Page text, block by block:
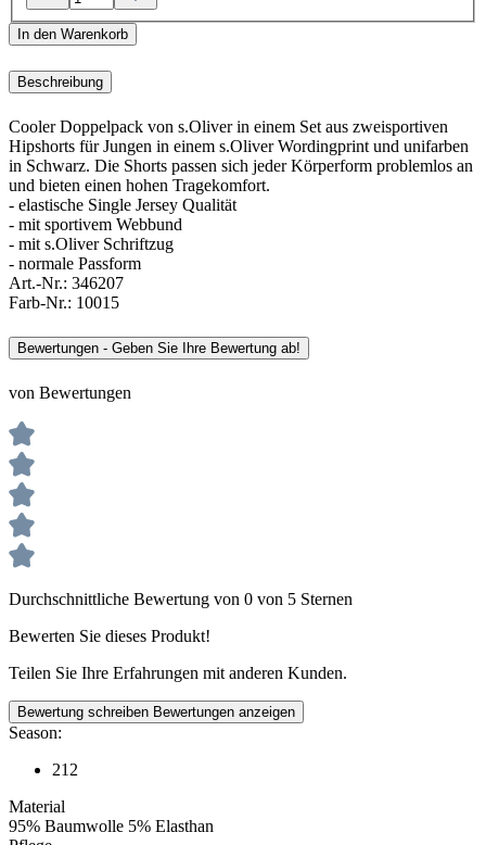
In den Warenkorb
Beschreibung
Cooler Doppelpack von s.Oliver in einem Set aus zweisportiven
Hipshorts für Jungen in einem s.Oliver Wordingprint und unifarben
in Schwarz. Die Shorts passen sich jeder Körperform problemlos an
und bieten einen hohen Tragekomfort.
- elastische Single Jersey Qualität
- mit sportivem Webbund
- mit s.Oliver Schriftzug
- normale Passform
Art.-Nr.: 346207
Farb-Nr.: 10015
Bewertungen - Geben Sie Ihre Bewertung ab!
von Bewertungen
Durchschnittliche Bewertung von 0 von 5 Sternen
Bewerten Sie dieses Produkt!
Teilen Sie Ihre Erfahrungen mit anderen Kunden.
Bewertung schreiben Bewertungen anzeigen
Season:
212
Material
95% Baumwolle 5% Elasthan